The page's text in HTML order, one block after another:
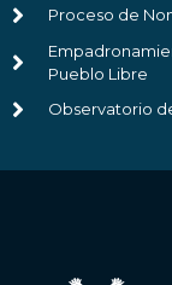
Proceso de
Pueblo Libre
Observatorio